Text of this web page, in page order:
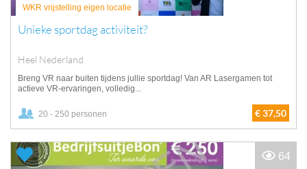
WKR vrijstelling eigen locatie
Unieke sportdag activiteit?
Heel Nederland
Breng VR naar buiten tijdens jullie sportdag! Van AR Lasergamen tot
actieve VR-ervaringen, volledig...
20 - 250 personen € 37,50
64